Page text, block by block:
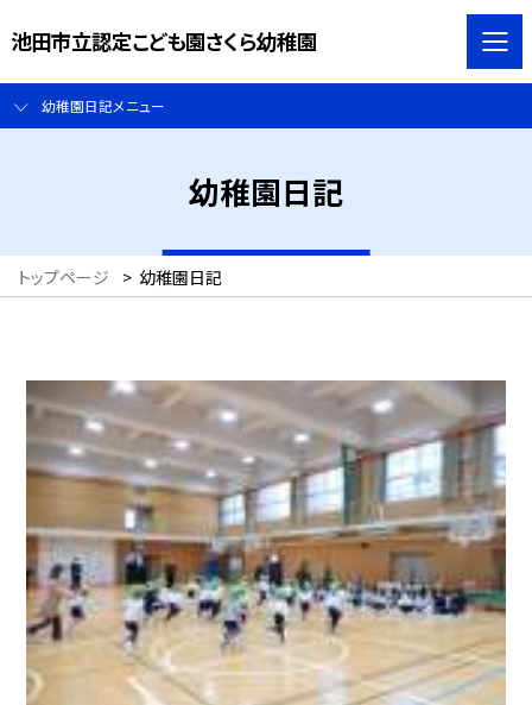
池田市立認定こども園さくら幼稚園
幼稚園日記メニュー
幼稚園日記
トップページ > 幼稚園日記